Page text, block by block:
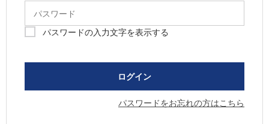
パスワードの入力文字を表示する
パスワードをお忘れの方はこちら